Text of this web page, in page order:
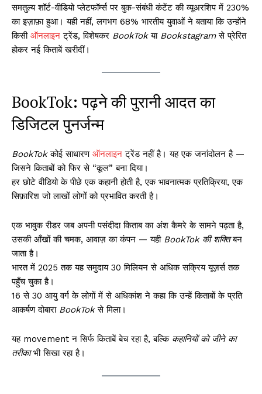
समतुल्य शॉर्ट-वीडियो प्लेटफॉर्म्स पर बुक-संबंधी कंटेंट की व्यूअरशिप में 230%
का इज़ाफ़ा हुआ। यही नहीं, लगभग 68% भारतीय युवाओं ने बताया कि उन्होंने
किसी ऑनलाइन ट्रेंड, विशेषकर BookTokया Bookstagramसे प्रेरित
होकर नई किताबें खरीदीं।
BookTok: पढ़ने की पुरानी आदत का
डिजिटल पुनर्जन्म
BookTokकोई साधारण ऑनलाइन ट्रेंड नहीं है। यह एक जनांदोलन है —
जिसने किताबों को फिर से “कूल” बना दिया।
हर छोटे वीडियो के पीछे एक कहानी होती है, एक भावनात्मक प्रतिक्रिया, एक
सिफ़ारिश जो लाखों लोगों को प्रभावित करती है।
एक भावुक रीडर जब अपनी पसंदीदा किताब का अंश कैमरे के सामने पढ़ता है,
उसकी आँखों की चमक, आवाज़ का कंपन — यही BookTok की शक्तिबन
जाता है।
भारत में 2025 तक यह समुदाय 30 मिलियन से अधिक सक्रिय यूज़र्स तक
पहुँच चुका है।
16 से 30 आयु वर्ग के लोगों में से अधिकांश ने कहा कि उन्हें किताबों के प्रति
आकर्षण दोबारा BookTokसे मिला।
यह movement न सिर्फ किताबें बेच रहा है, बल्कि कहानियों को जीने का
तरीकाभी सिखा रहा है।